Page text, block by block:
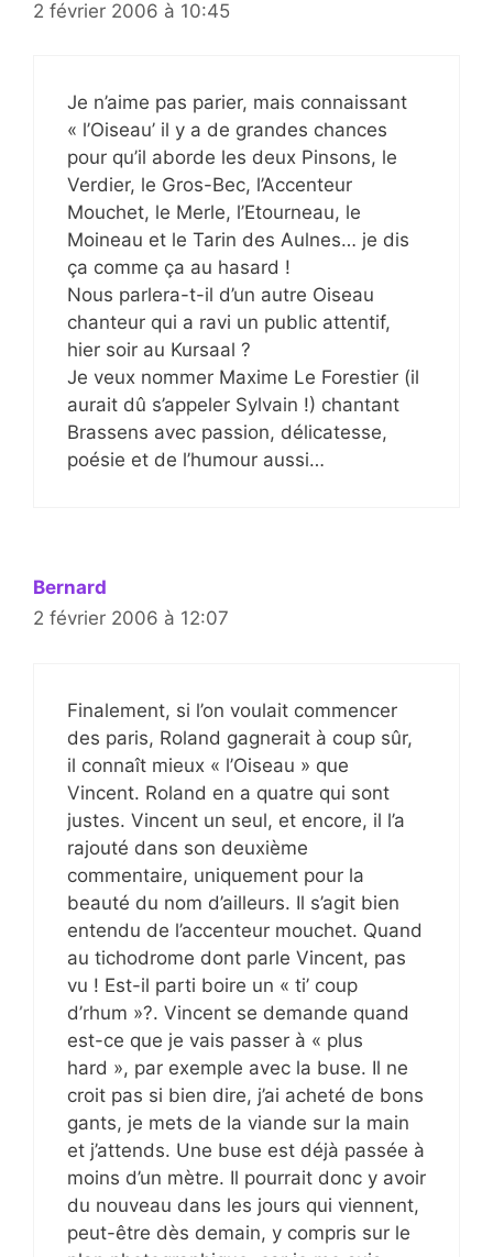
2 février 2006 à 10:45
Je n’aime pas parier, mais connaissant
« l’Oiseau’ il y a de grandes chances
pour qu’il aborde les deux Pinsons, le
Verdier, le Gros-Bec, l’Accenteur
Mouchet, le Merle, l’Etourneau, le
Moineau et le Tarin des Aulnes… je dis
ça comme ça au hasard !
Nous parlera-t-il d’un autre Oiseau
chanteur qui a ravi un public attentif,
hier soir au Kursaal ?
Je veux nommer Maxime Le Forestier (il
aurait dû s’appeler Sylvain !) chantant
Brassens avec passion, délicatesse,
poésie et de l’humour aussi…
Bernard
2 février 2006 à 12:07
Finalement, si l’on voulait commencer
des paris, Roland gagnerait à coup sûr,
il connaît mieux « l’Oiseau » que
Vincent. Roland en a quatre qui sont
justes. Vincent un seul, et encore, il l’a
rajouté dans son deuxième
commentaire, uniquement pour la
beauté du nom d’ailleurs. Il s’agit bien
entendu de l’accenteur mouchet. Quand
au tichodrome dont parle Vincent, pas
vu ! Est-il parti boire un « ti’ coup
d’rhum »?. Vincent se demande quand
est-ce que je vais passer à « plus
hard », par exemple avec la buse. Il ne
croit pas si bien dire, j’ai acheté de bons
gants, je mets de la viande sur la main
et j’attends. Une buse est déjà passée à
moins d’un mètre. Il pourrait donc y avoir
du nouveau dans les jours qui viennent,
peut-être dès demain, y compris sur le